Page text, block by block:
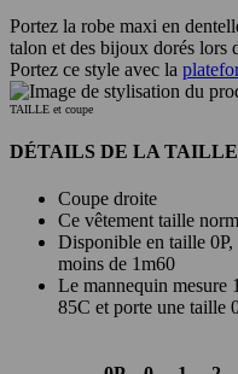
Portez la robe maxi en
talon et des bijoux dorés lors
Portez ce style avec la
TAILLE et coupe
DÉTAILS DE LA TAILLE
Coupe droite
Ce vêtement taille
Disponible en taille
moins de 1m60
Le mannequin mesure
85C et porte une taille